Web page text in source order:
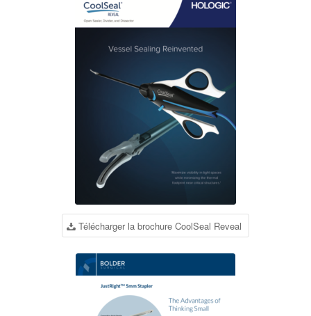
Télécharger la brochure CoolSeal Reveal